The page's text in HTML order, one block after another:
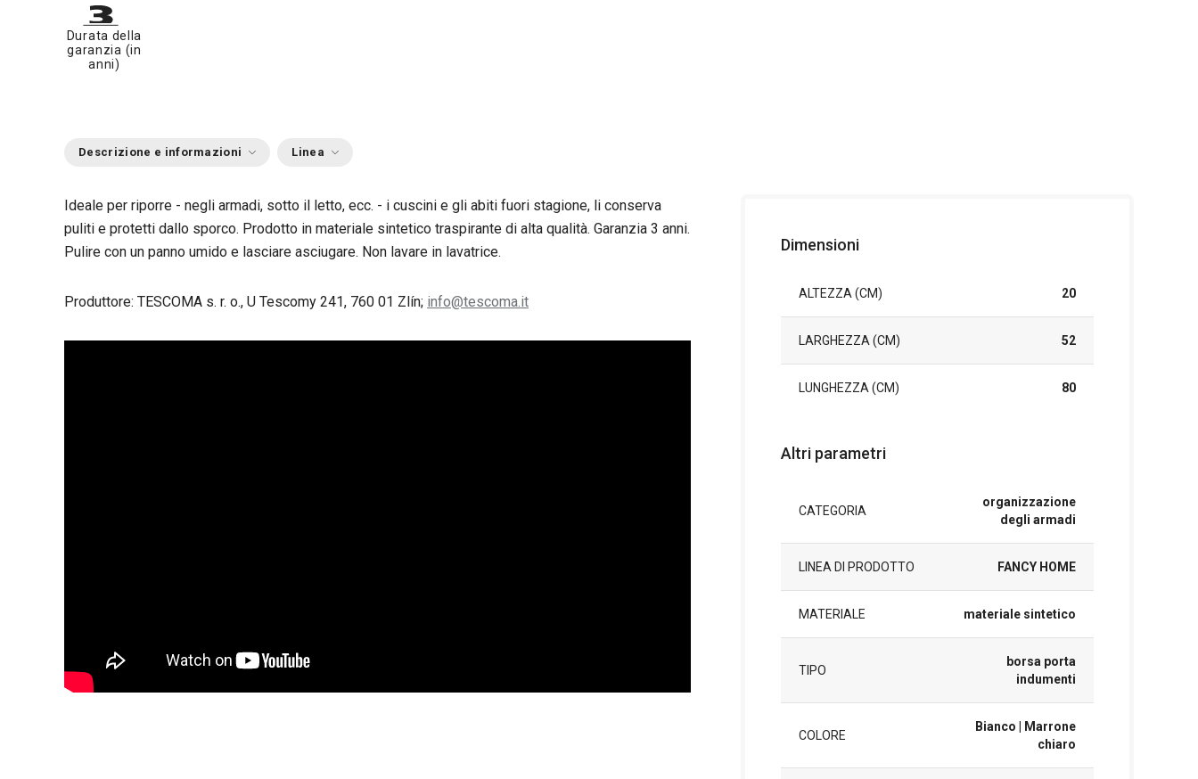
Durata della
garanzia (in
anni)
Descrizione e informazioni Linea
Ideale per riporre - negli armadi, sotto il letto, ecc. - i cuscini e gli abiti fuori stagione, li conserva
puliti e protetti dallo sporco. Prodotto in materiale sintetico traspirante di alta qualità. Garanzia 3 anni.
Pulire con un panno umido e lasciare asciugare. Non lavare in lavatrice.
Produttore: TESCOMA s. r. o., U Tescomy 241, 760 01 Zlín; info@tescoma.it
Dimensioni
ALTEZZA (CM) 20
LARGHEZZA (CM) 52
LUNGHEZZA (CM) 80
Altri parametri
CATEGORIA
organizzazione
degli armadi
LINEA DI PRODOTTO FANCY HOME
MATERIALE materiale sintetico
TIPO
borsa porta
indumenti
COLORE
Bianco | Marrone
chiaro